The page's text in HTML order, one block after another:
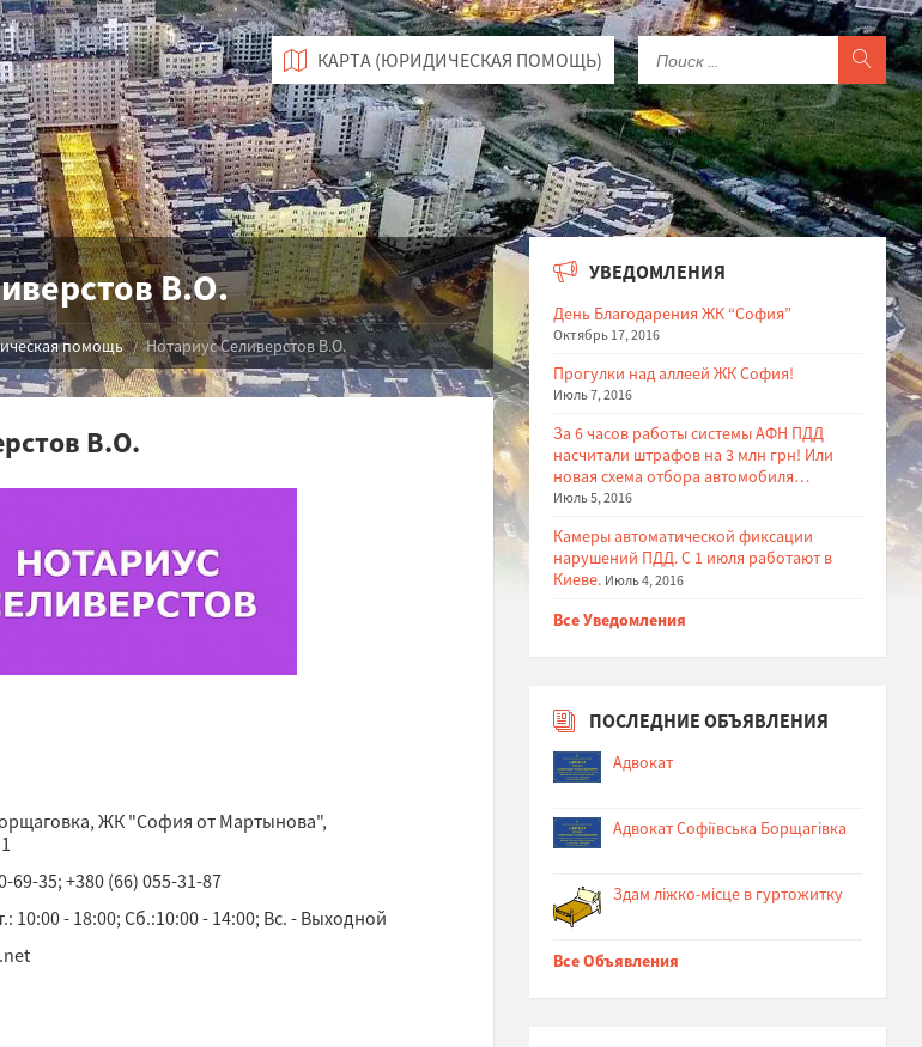
КАРТА (ЮРИДИЧЕСКАЯ ПОМОЩЬ)
В.О.
помощь Нотариус Селиверстов В.О.
В.О.
ЖК "София от Мартынова",
35; +380 (66) 055-31-87
10:00 - 18:00; Сб.:10:00 - 14:00; Вс. - Выходной
УВЕДОМЛЕНИЯ
День Благодарения ЖК “София”
Октябрь 17, 2016
Прогулки над аллеей ЖК София!
Июль 7, 2016
За 6 часов работы системы АФН ПДД
насчитали штрафов на 3 млн грн! Или
новая схема отбора автомобиля…
Июль 5, 2016
Камеры автоматической фиксации
нарушений ПДД. С 1 июля работают в
Киеве. Июль 4, 2016
Все Уведомления
ПОСЛЕДНИЕ ОБЪЯВЛЕНИЯ
Адвокат
Адвокат Софіївська Борщагівка
Здам ліжко-місце в гуртожитку
Все Объявления